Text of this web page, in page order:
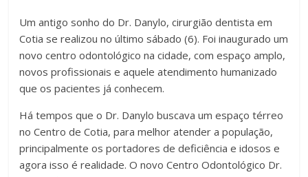
Um antigo sonho do Dr. Danylo, cirurgião dentista em
Cotia se realizou no último sábado (6). Foi inaugurado um
novo centro odontológico na cidade, com espaço amplo,
novos profissionais e aquele atendimento humanizado
que os pacientes já conhecem.
Há tempos que o Dr. Danylo buscava um espaço térreo
no Centro de Cotia, para melhor atender a população,
principalmente os portadores de deficiência e idosos e
agora isso é realidade. O novo Centro Odontológico Dr.